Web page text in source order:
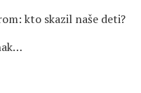
kto skazil naše deti?